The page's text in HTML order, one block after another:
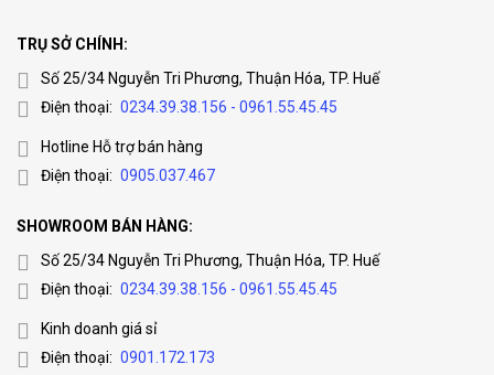
TRỤ SỞ CHÍNH:
Số 25/34 Nguyễn Tri Phương, Thuận Hóa, TP. Huế
Điện thoại: 0234.39.38.156 - 0961.55.45.45
Hotline Hỗ trợ bán hàng
Điện thoại: 0905.037.467
SHOWROOM BÁN HÀNG:
Số 25/34 Nguyễn Tri Phương, Thuận Hóa, TP. Huế
Điện thoại: 0234.39.38.156 - 0961.55.45.45
Kinh doanh giá sỉ
Điện thoại: 0901.172.173